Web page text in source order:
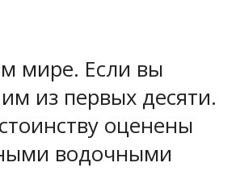
мире. Если вы
из первых десяти.
оценены
водочными